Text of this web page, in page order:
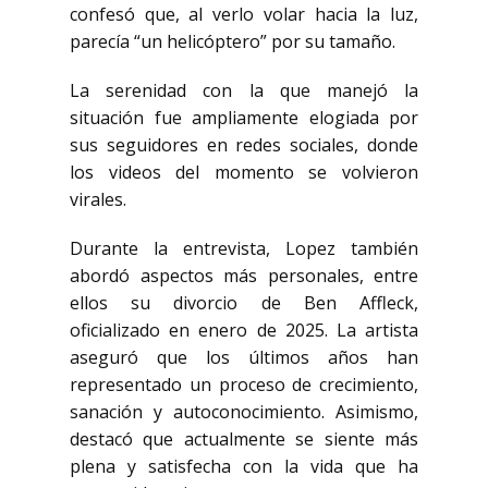
confesó que, al verlo volar hacia la luz,
parecía “un helicóptero” por su tamaño.
La serenidad con la que manejó la
situación fue ampliamente elogiada por
sus seguidores en redes sociales, donde
los videos del momento se volvieron
virales.
Durante la entrevista, Lopez también
abordó aspectos más personales, entre
ellos su divorcio de Ben Affleck,
oficializado en enero de 2025. La artista
aseguró que los últimos años han
representado un proceso de crecimiento,
sanación y autoconocimiento. Asimismo,
destacó que actualmente se siente más
plena y satisfecha con la vida que ha